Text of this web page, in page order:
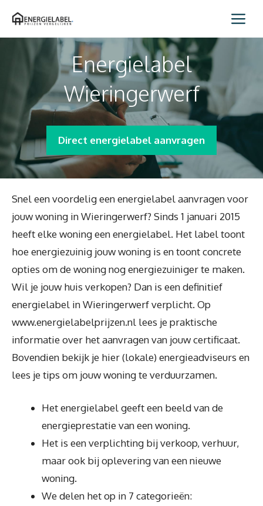
naar
Energielabel
Wieringerwerf
Direct energielabel aanvragen
Snel een voordelig een energielabel aanvragen voor
jouw woning in Wieringerwerf? Sinds 1 januari 2015
heeft elke woning een energielabel. Het label toont
hoe energiezuinig jouw woning is en toont concrete
opties om de woning nog energiezuiniger te maken.
Wil je jouw huis verkopen? Dan is een definitief
energielabel in Wieringerwerf verplicht. Op
www.energielabelprijzen.nl lees je praktische
informatie over het aanvragen van jouw certificaat.
Bovendien bekijk je hier (lokale) energieadviseurs en
lees je tips om jouw woning te verduurzamen.
Het energielabel geeft een beeld van de
energieprestatie van een woning.
Het is een verplichting bij verkoop, verhuur,
maar ook bij oplevering van een nieuwe
woning.
We delen het op in 7 categorieën: